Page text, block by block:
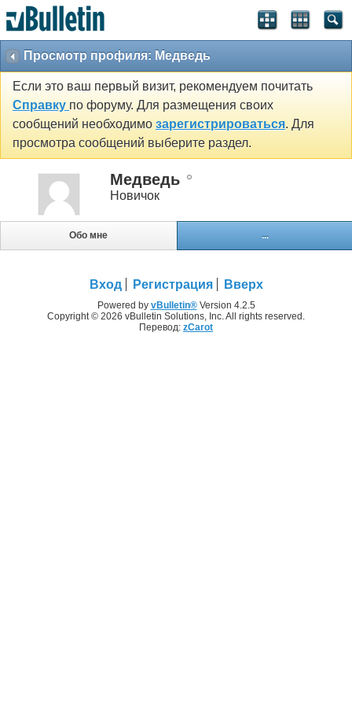
Просмотр профиля: Медведь
Если это ваш первый визит, рекомендуем почитать
Справку по форуму. Для размещения своих
сообщений необходимо зарегистрироваться. Для
просмотра сообщений выберите раздел.
Медведь
Новичок
Обо мне ...
Вход Регистрация Вверх
Powered by vBulletin®Version 4.2.5
Copyright © 2026 vBulletin Solutions, Inc. All rights reserved.
Перевод: zCarot